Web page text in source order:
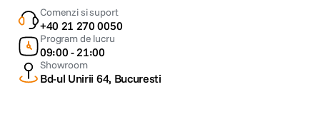
Greutate Aprox. 387 g
Comenzi si suport
+40 21 270 0050
Program de lucru
09:00 - 21:00
Showroom
Bd-ul Unirii 64, Bucuresti